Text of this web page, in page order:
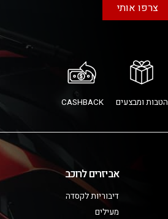
צרפו אותי
הטבות ומבצעים CASHBACK
אביזרים לרוכב
דיבוריות לקסדה
מעילים